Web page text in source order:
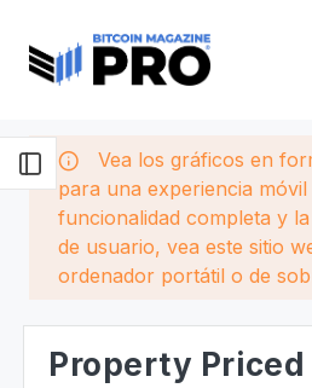
Vea los gráficos en
para una experiencia
funcionalidad completa y
de usuario, vea este sitio
ordenador portátil o de
Property Priced